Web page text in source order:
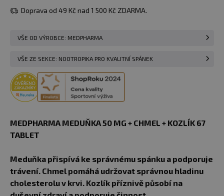
Doprava od 49 Kč nad 1 500 Kč ZDARMA.
VŠE OD VÝROBCE: MEDPHARMA
VŠE ZE SEKCE: NOOTROPIKA PRO KVALITNÍ SPÁNEK
MEDPHARMA MEDUŇKA 50 MG + CHMEL + KOZLÍK 67
TABLET
Meduňka přispívá ke správnému spánku a podporuje
trávení. Chmel pomáhá udržovat správnou hladinu
cholesterolu v krvi. Kozlík příznivě působí na